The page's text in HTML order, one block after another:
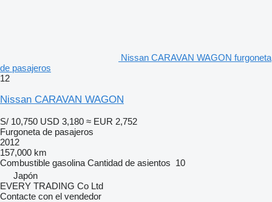
Nissan CARAVAN WAGON furgoneta
de pasajeros
12
Nissan CARAVAN WAGON
S/ 10,750 USD 3,180 ≈ EUR 2,752
Furgoneta de pasajeros
2012
157,000 km
Combustible gasolina Cantidad de asientos 10
Japón
EVERY TRADING Co Ltd
Contacte con el vendedor